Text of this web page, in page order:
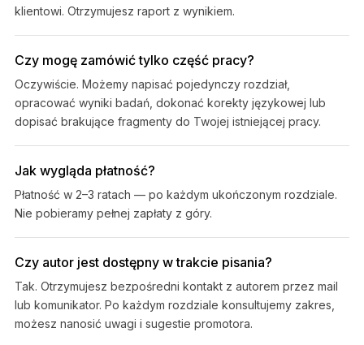
klientowi. Otrzymujesz raport z wynikiem.
Czy mogę zamówić tylko część pracy?
Oczywiście. Możemy napisać pojedynczy rozdział,
opracować wyniki badań, dokonać korekty językowej lub
dopisać brakujące fragmenty do Twojej istniejącej pracy.
Jak wygląda płatność?
Płatność w 2–3 ratach — po każdym ukończonym rozdziale.
Nie pobieramy pełnej zapłaty z góry.
Czy autor jest dostępny w trakcie pisania?
Tak. Otrzymujesz bezpośredni kontakt z autorem przez mail
lub komunikator. Po każdym rozdziale konsultujemy zakres,
możesz nanosić uwagi i sugestie promotora.